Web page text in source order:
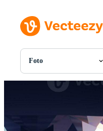
Foto
Tutte Immagini
Foto
SVGs
Modelli